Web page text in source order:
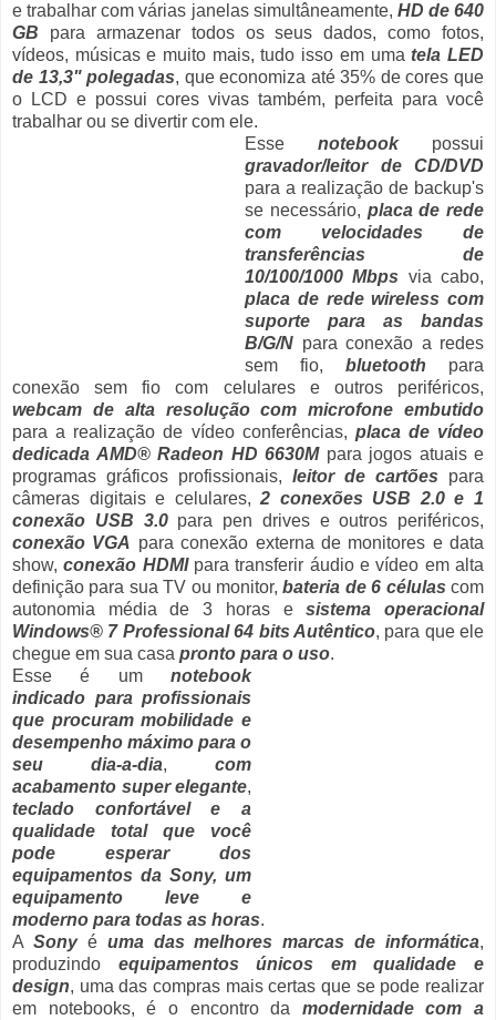
e trabalhar com várias janelas simultâneamente, HD de 640
GB para armazenar todos os seus dados, como fotos,
vídeos, músicas e muito mais, tudo isso em umatela LED
de 13,3" polegadas, que economiza até 35% de cores que
o LCD e possui cores vivas também, perfeita para você
trabalhar ou se divertir com ele.
Esse notebook possui
gravador/leitor de CD/DVD
para a realização de backup's
se necessário, placa de rede
com velocidades de
transferências de
10/100/1000 Mbps via cabo,
placa de rede wireless com
suporte para as bandas
B/G/N para conexão a redes
sem fio, bluetooth para
conexão sem fio com celulares e outros periféricos,
webcam de alta resolução com microfone embutido
para a realização de vídeo conferências, placa de vídeo
dedicada AMD® Radeon HD 6630Mpara jogos atuais e
programas gráficos profissionais, leitor de cartões para
câmeras digitais e celulares,2 conexões USB 2.0 e 1
conexão USB 3.0para pen drives e outros periféricos,
conexão VGA para conexão externa de monitores e data
show,conexão HDMIpara transferir áudio e vídeo em alta
definição para sua TV ou monitor,bateria de 6 células com
autonomia média de 3 horas esistema operacional
Windows® 7 Professional 64 bits Autêntico, para que ele
chegue em sua casa pronto para o uso.
Esse é um notebook
indicado para profissionais
que procuram mobilidade e
desempenho máximo para o
seu dia-a-dia, com
acabamento super elegante,
teclado confortável e a
qualidade total que você
pode esperar dos
equipamentos da Sony, um
equipamento leve e
moderno para todas as horas.
A Sony éuma das melhores marcas de informática,
produzindo equipamentos únicos em qualidade e
design, uma das compras mais certas que se pode realizar
em notebooks, é o encontro da modernidade com a